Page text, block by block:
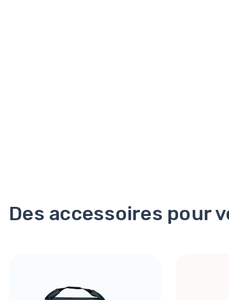
Des accessoires pour